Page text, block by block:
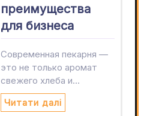
преимущества
для бизнеса
Современная пекарня —
это не только аромат
свежего хлеба и…
Читати далі